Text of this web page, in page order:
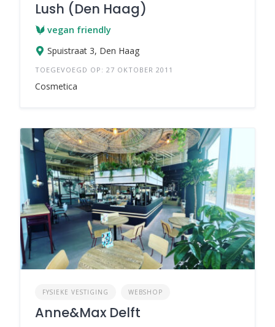
Lush (Den Haag)
vegan friendly
Spuistraat 3, Den Haag
TOEGEVOEGD OP: 27 OKTOBER 2011
Cosmetica
FYSIEKE VESTIGING WEBSHOP
Anne&Max Delft